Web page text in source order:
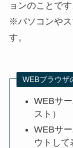
ョンのことです
※パソコンやス
す。
WEBブラウザ
WEBサ
スト）
WEBサ
ウトして